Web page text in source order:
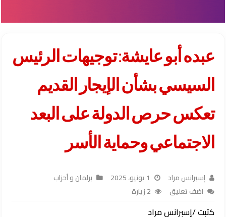
عبده أبو عايشة: توجيهات الرئيس
السيسي بشأن الإيجار القديم
تعكس حرص الدولة على البعد
الاجتماعي وحماية الأسر
إسبرانس مراد 1 يونيو، 2025
برلمان و أحزاب
اضف تعليق
2 زيارة
كتبت /إسبرانس مراد